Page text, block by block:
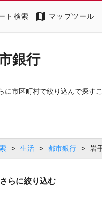
ト検索 map マップツール
銀行
に市区町村で絞り込んで探す
> 生活 > 都市銀行 > 岩
らに絞り込む